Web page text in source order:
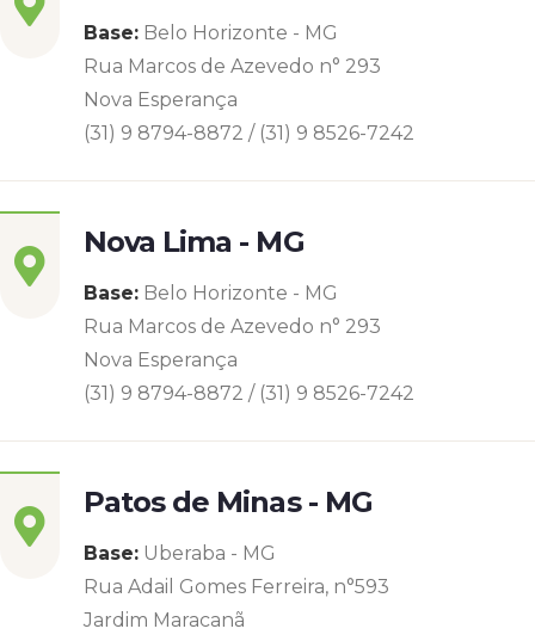
Base: Belo Horizonte - MG
Rua Marcos de Azevedo n° 293
Nova Esperança
(31) 9 8794-8872 / (31) 9 8526-7242
Nova Lima - MG
Base: Belo Horizonte - MG
Rua Marcos de Azevedo n° 293
Nova Esperança
(31) 9 8794-8872 / (31) 9 8526-7242
Patos de Minas - MG
Base: Uberaba - MG
Rua Adail Gomes Ferreira, n°593
Jardim Maracanã